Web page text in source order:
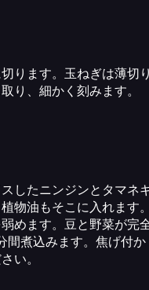
ります。玉ねぎは薄切
り、細かく刻みます。
したニンジンとタマネ
物油もそこに入れます
めます。豆と野菜が完
間煮込みます。焦げ付か
い。